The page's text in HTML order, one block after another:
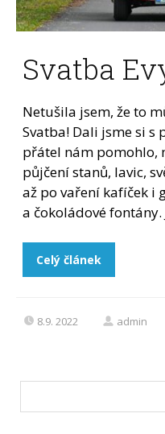
Svatba
Netušila jsem, že to
Svatba! Dali jsme si
přátel nám pomohlo,
půjčení stanů, lavic,
až po vaření kafíček i
a čokoládové fontány.
Celý článek
8.9. 2022 admin